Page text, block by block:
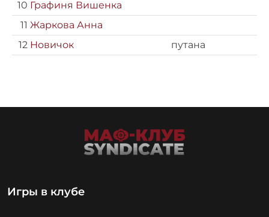
10 Графиня Вишенка
11 Жаркова Анна
12 Новичок путана
Игры в клубе